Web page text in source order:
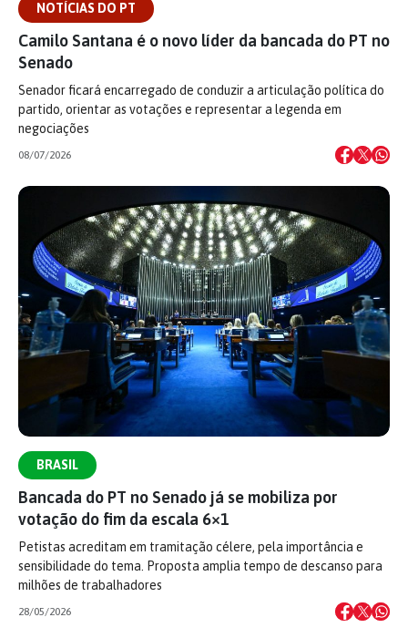
NOTÍCIAS DO PT
Camilo Santana é o novo líder da bancada do PT no
Senado
Senador ficará encarregado de conduzir a articulação política do
partido, orientar as votações e representar a legenda em
negociações
08/07/2026
BRASIL
Bancada do PT no Senado já se mobiliza por
votação do fim da escala 6×1
Petistas acreditam em tramitação célere, pela importância e
sensibilidade do tema. Proposta amplia tempo de descanso para
milhões de trabalhadores
28/05/2026